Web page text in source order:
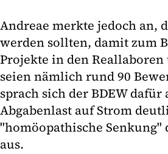
Andreae merkte jedoch an,
werden sollten, damit zum
Projekte in den
seien nämlich rund 90
sprach sich der BDEW
Abgabenlast auf Strom
"homöopathische Senkung"
aus.